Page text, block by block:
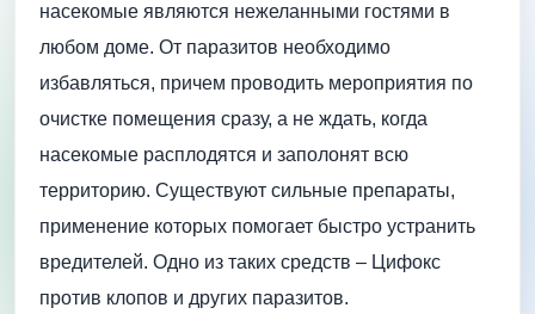
насекомые являются нежеланными гостями в
любом доме. От паразитов необходимо
избавляться, причем проводить мероприятия по
очистке помещения сразу, а не ждать, когда
насекомые расплодятся и заполонят всю
территорию. Существуют сильные препараты,
применение которых помогает быстро устранить
вредителей. Одно из таких средств – Цифокс
против клопов и других паразитов.